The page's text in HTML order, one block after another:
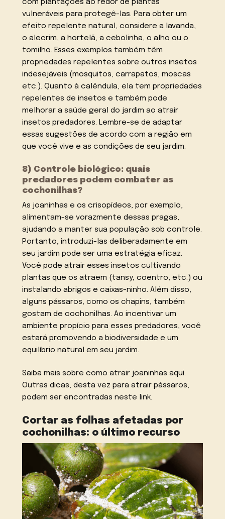
com plantações ao redor de plantas
vulneráveis para protegê-las. Para obter um
efeito repelente natural, considere a lavanda,
o alecrim, a hortelã, a cebolinha, o alho ou o
tomilho. Esses exemplos também têm
propriedades repelentes sobre outros insetos
indesejáveis (mosquitos, carrapatos, moscas
etc.). Quanto à calêndula, ela tem propriedades
repelentes de insetos e também pode
melhorar a saúde geral do jardim ao atrair
insetos predadores. Lembre-se de adaptar
essas sugestões de acordo com a região em
que você vive e as condições de seu jardim.
8) Controle biológico: quais
predadores podem combater as
cochonilhas?
As joaninhas e os crisopídeos, por exemplo,
alimentam-se vorazmente dessas pragas,
ajudando a manter sua população sob controle.
Portanto, introduzi-las deliberadamente em
seu jardim pode ser uma estratégia eficaz.
Você pode atrair esses insetos cultivando
plantas que os atraem (tansy, coentro, etc.) ou
instalando abrigos e caixas-ninho. Além disso,
alguns pássaros, como os chapins, também
gostam de cochonilhas. Ao incentivar um
ambiente propício para esses predadores, você
estará promovendo a biodiversidade e um
equilíbrio natural em seu jardim.
Saiba mais sobre como atrair joaninhas aqui.
Outras dicas, desta vez para atrair pássaros,
podem ser encontradas neste link.
Cortar as folhas afetadas por
cochonilhas: o último recurso